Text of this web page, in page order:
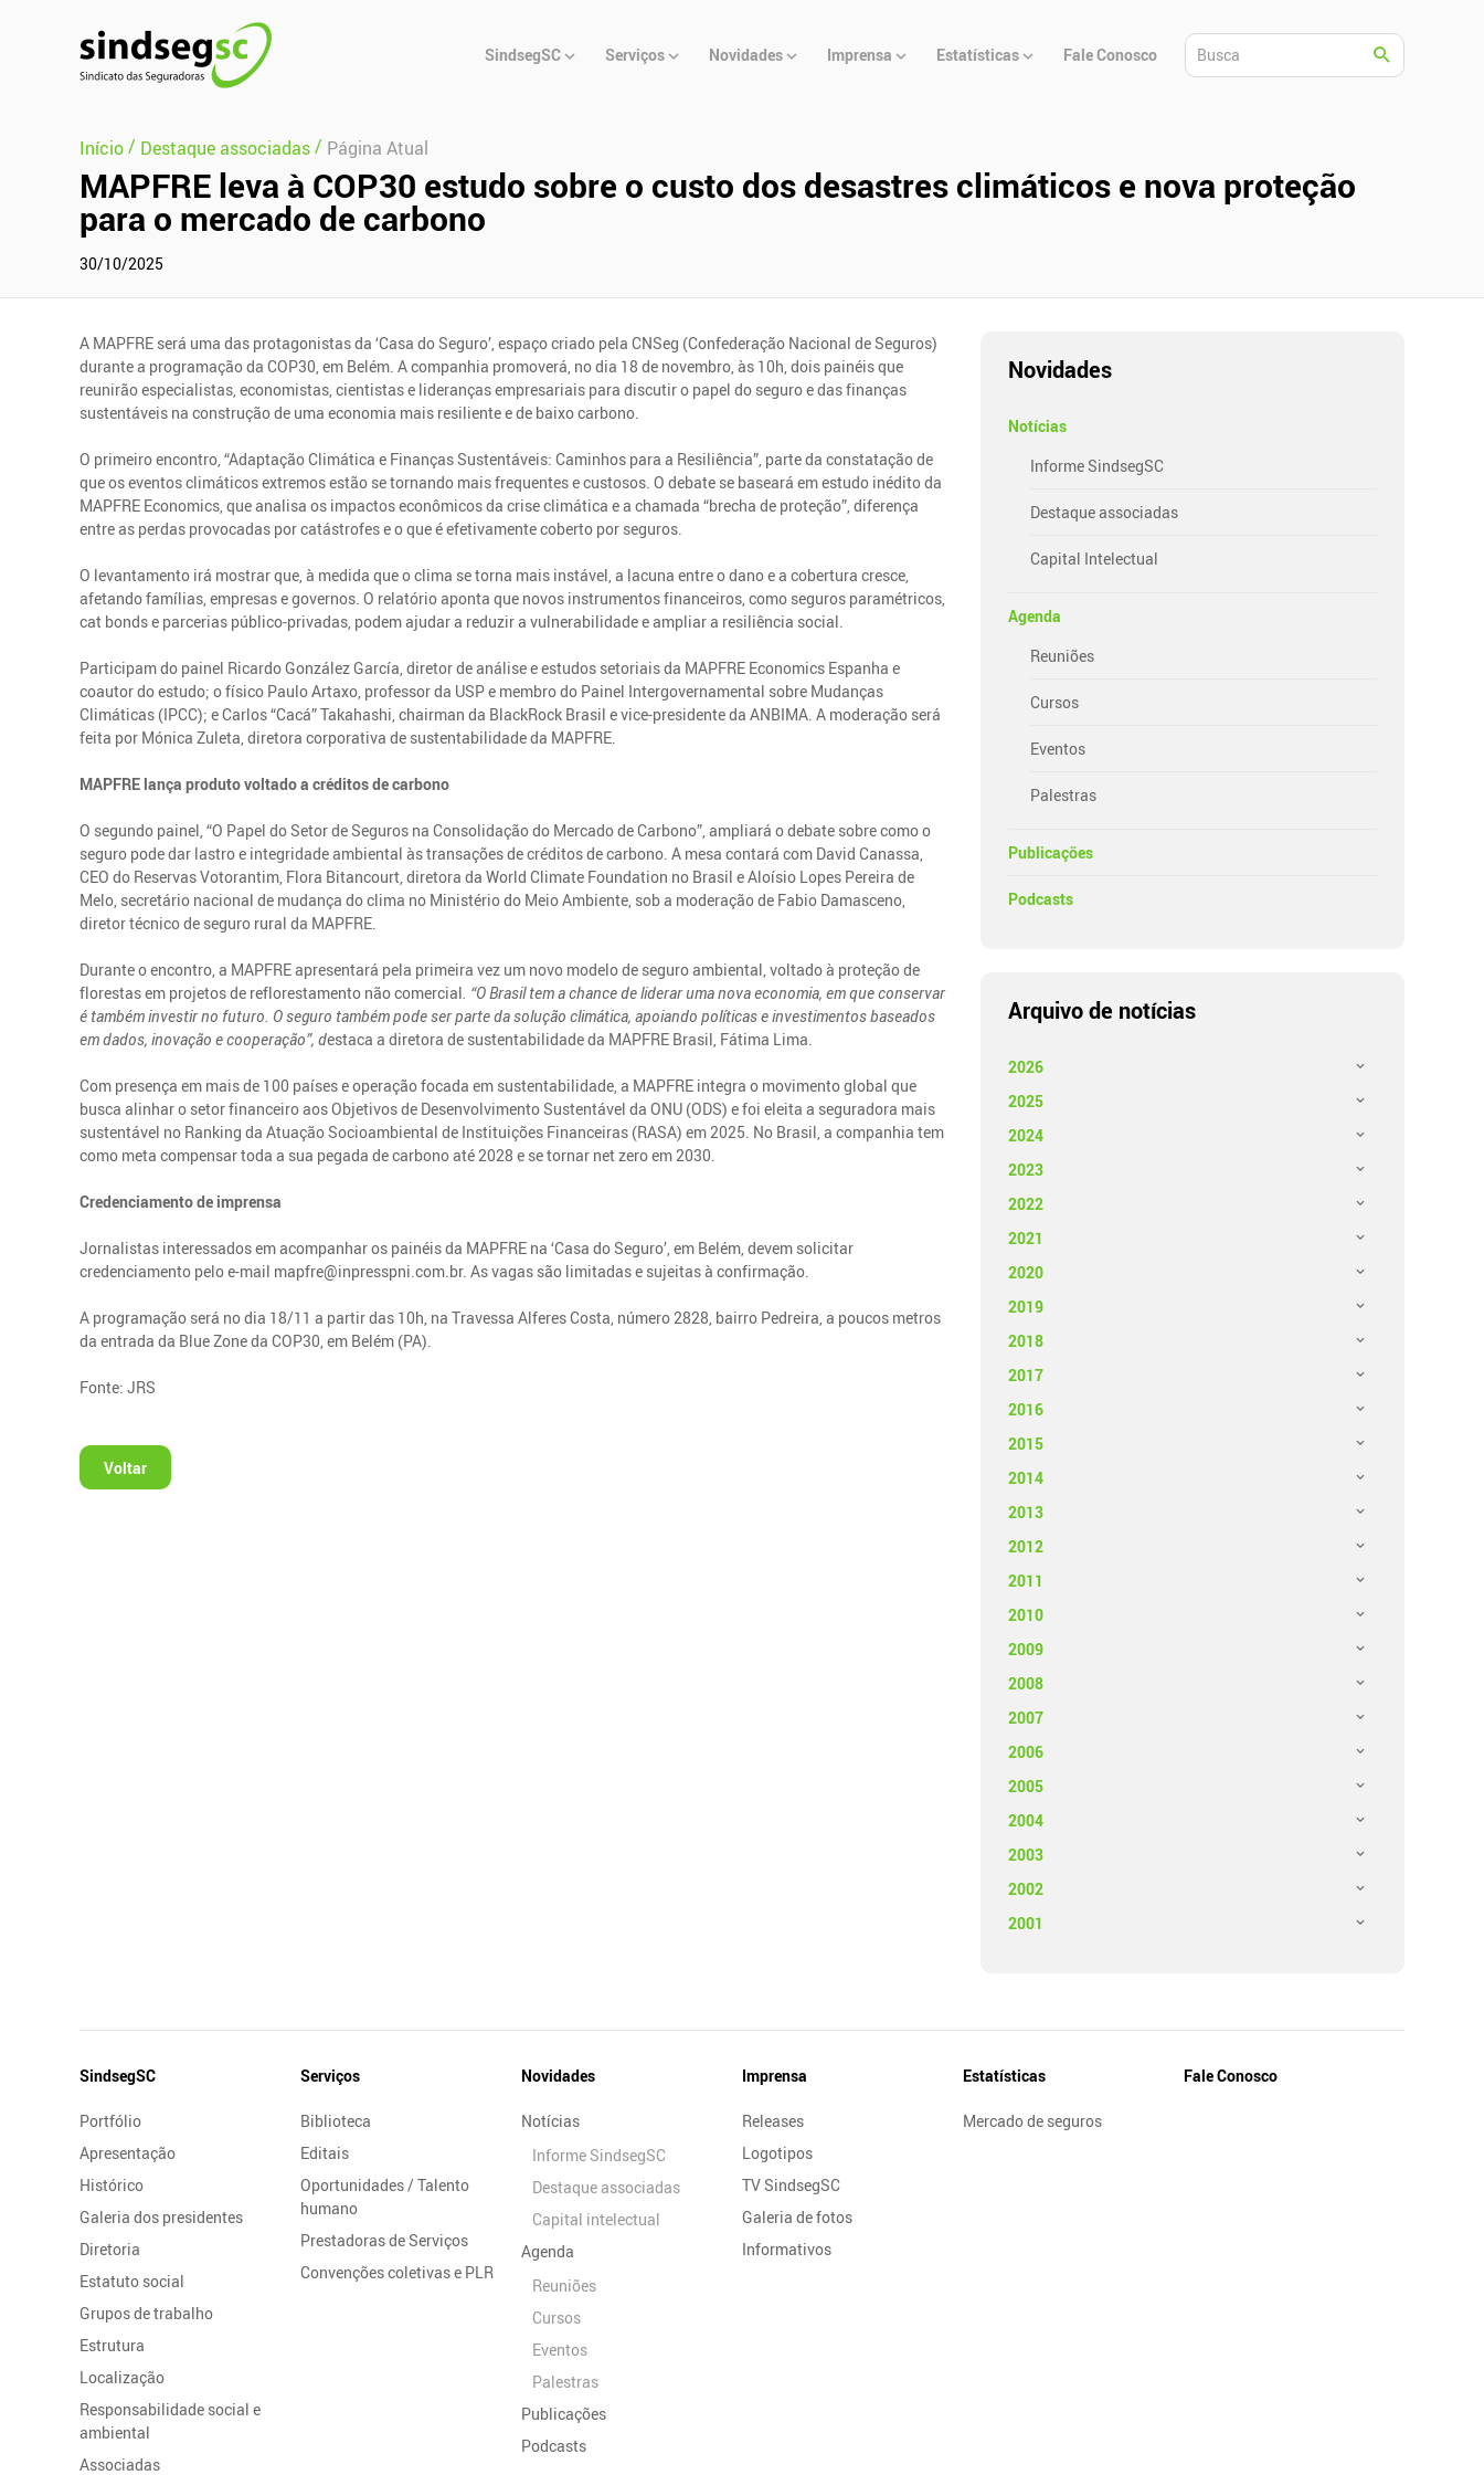
Principal
SindsegSC Serviços Novidades Imprensa Estatísticas Fale Conosco
Início/ Destaque associadas/ Página Atual
MAPFRE leva à COP30 estudo sobre o custo dos desastres climáticos e nova proteção
para o mercado de carbono
30/10/2025
A MAPFRE será uma das protagonistas da ‘Casa do Seguro’, espaço criado pela CNSeg (Confederação Nacional de Seguros)
durante a programação da COP30, em Belém. A companhia promoverá, no dia 18 de novembro, às 10h, dois painéis que
reunirão especialistas, economistas, cientistas e lideranças empresariais para discutir o papel do seguro e das finanças
sustentáveis na construção de uma economia mais resiliente e de baixo carbono.
O primeiro encontro, “Adaptação Climática e Finanças Sustentáveis: Caminhos para a Resiliência”, parte da constatação de
que os eventos climáticos extremos estão se tornando mais frequentes e custosos. O debate se baseará em estudo inédito da
MAPFRE Economics, que analisa os impactos econômicos da crise climática e a chamada “brecha de proteção”, diferença
entre as perdas provocadas por catástrofes e o que é efetivamente coberto por seguros.
O levantamento irá mostrar que, à medida que o clima se torna mais instável, a lacuna entre o dano e a cobertura cresce,
afetando famílias, empresas e governos. O relatório aponta que novos instrumentos financeiros, como seguros paramétricos,
cat bonds e parcerias público-privadas, podem ajudar a reduzir a vulnerabilidade e ampliar a resiliência social.
Participam do painel Ricardo González García, diretor de análise e estudos setoriais da MAPFRE Economics Espanha e
coautor do estudo; o físico Paulo Artaxo, professor da USP e membro do Painel Intergovernamental sobre Mudanças
Climáticas (IPCC); e Carlos “Cacá” Takahashi, chairman da BlackRock Brasil e vice-presidente da ANBIMA. A moderação será
feita por Mónica Zuleta, diretora corporativa de sustentabilidade da MAPFRE.
MAPFRE lança produto voltado a créditos de carbono
O segundo painel, “O Papel do Setor de Seguros na Consolidação do Mercado de Carbono”, ampliará o debate sobre como o
seguro pode dar lastro e integridade ambiental às transações de créditos de carbono. A mesa contará com David Canassa,
CEO do Reservas Votorantim, Flora Bitancourt, diretora da World Climate Foundation no Brasil e Aloísio Lopes Pereira de
Melo, secretário nacional de mudança do clima no Ministério do Meio Ambiente, sob a moderação de Fabio Damasceno,
diretor técnico de seguro rural da MAPFRE.
Durante o encontro, a MAPFRE apresentará pela primeira vez um novo modelo de seguro ambiental, voltado à proteção de
florestas em projetos de reflorestamento não comercial . “O Brasil tem a chance de liderar uma nova economia, em que conservar
é também investir no futuro. O seguro também pode ser parte da solução climática, apoiando políticas e investimentos baseados
em dados, inovação e cooperação”, destaca a diretora de sustentabilidade da MAPFRE Brasil, Fátima Lima.
Com presença em mais de 100 países e operação focada em sustentabilidade, a MAPFRE integra o movimento global que
busca alinhar o setor financeiro aos Objetivos de Desenvolvimento Sustentável da ONU (ODS) e foi eleita a seguradora mais
sustentável no Ranking da Atuação Socioambiental de Instituições Financeiras (RASA) em 2025. No Brasil, a companhia tem
como meta compensar toda a sua pegada de carbono até 2028 e se tornar net zero em 2030.
Credenciamento de imprensa
Jornalistas interessados em acompanhar os painéis da MAPFRE na ‘Casa do Seguro’, em Belém, devem solicitar
credenciamento pelo e-mail mapfre@inpresspni.com.br. As vagas são limitadas e sujeitas à confirmação.
A programação será no dia 18/11 a partir das 10h, na Travessa Alferes Costa, número 2828, bairro Pedreira, a poucos metros
da entrada da Blue Zone da COP30, em Belém (PA).
Fonte: JRS
Voltar
Novidades
Notícias
Informe SindsegSC
Destaque associadas
Capital Intelectual
Agenda
Reuniões
Cursos
Eventos
Palestras
Publicações
Podcasts
Arquivo de notícias
2026
2025
2024
2023
2022
2021
2020
2019
2018
2017
2016
2015
2014
2013
2012
2011
2010
2009
2008
2007
2006
2005
2004
2003
2002
2001
Mapa
Site
SindsegSC
Portfólio
Apresentação
Histórico
Galeria dos presidentes
Diretoria
Estatuto social
Grupos de trabalho
Estrutura
Localização
Responsabilidade social e
ambiental
Associadas
Serviços
Biblioteca
Editais
Oportunidades / Talento
humano
Prestadoras de Serviços
Convenções coletivas e PLR
Novidades
Notícias
Informe SindsegSC
Destaque associadas
Capital intelectual
Agenda
Reuniões
Cursos
Eventos
Palestras
Publicações
Podcasts
Imprensa
Releases
Logotipos
TV SindsegSC
Galeria de fotos
Informativos
Estatísticas
Mercado de seguros
Fale Conosco